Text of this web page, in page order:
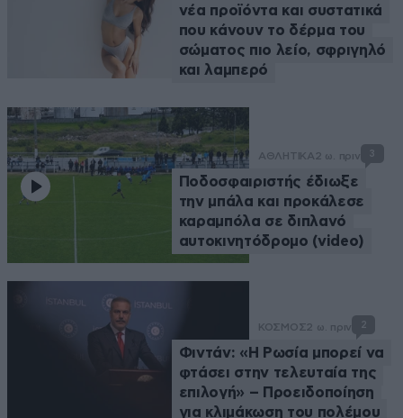
νέα προϊόντα και συστατικά
που κάνουν το δέρμα του
σώματος πιο λείο, σφριγηλό
και λαμπερό
ΑΘΛΗΤΙΚΑ2 ω. πριν 3
Ποδοσφαιριστής έδιωξε
την μπάλα και προκάλεσε
καραμπόλα σε διπλανό
αυτοκινητόδρομο (video)
ΚΟΣΜΟΣ2 ω. πριν 2
Φιντάν: «Η Ρωσία μπορεί να
φτάσει στην τελευταία της
επιλογή» – Προειδοποίηση
για κλιμάκωση του πολέμου